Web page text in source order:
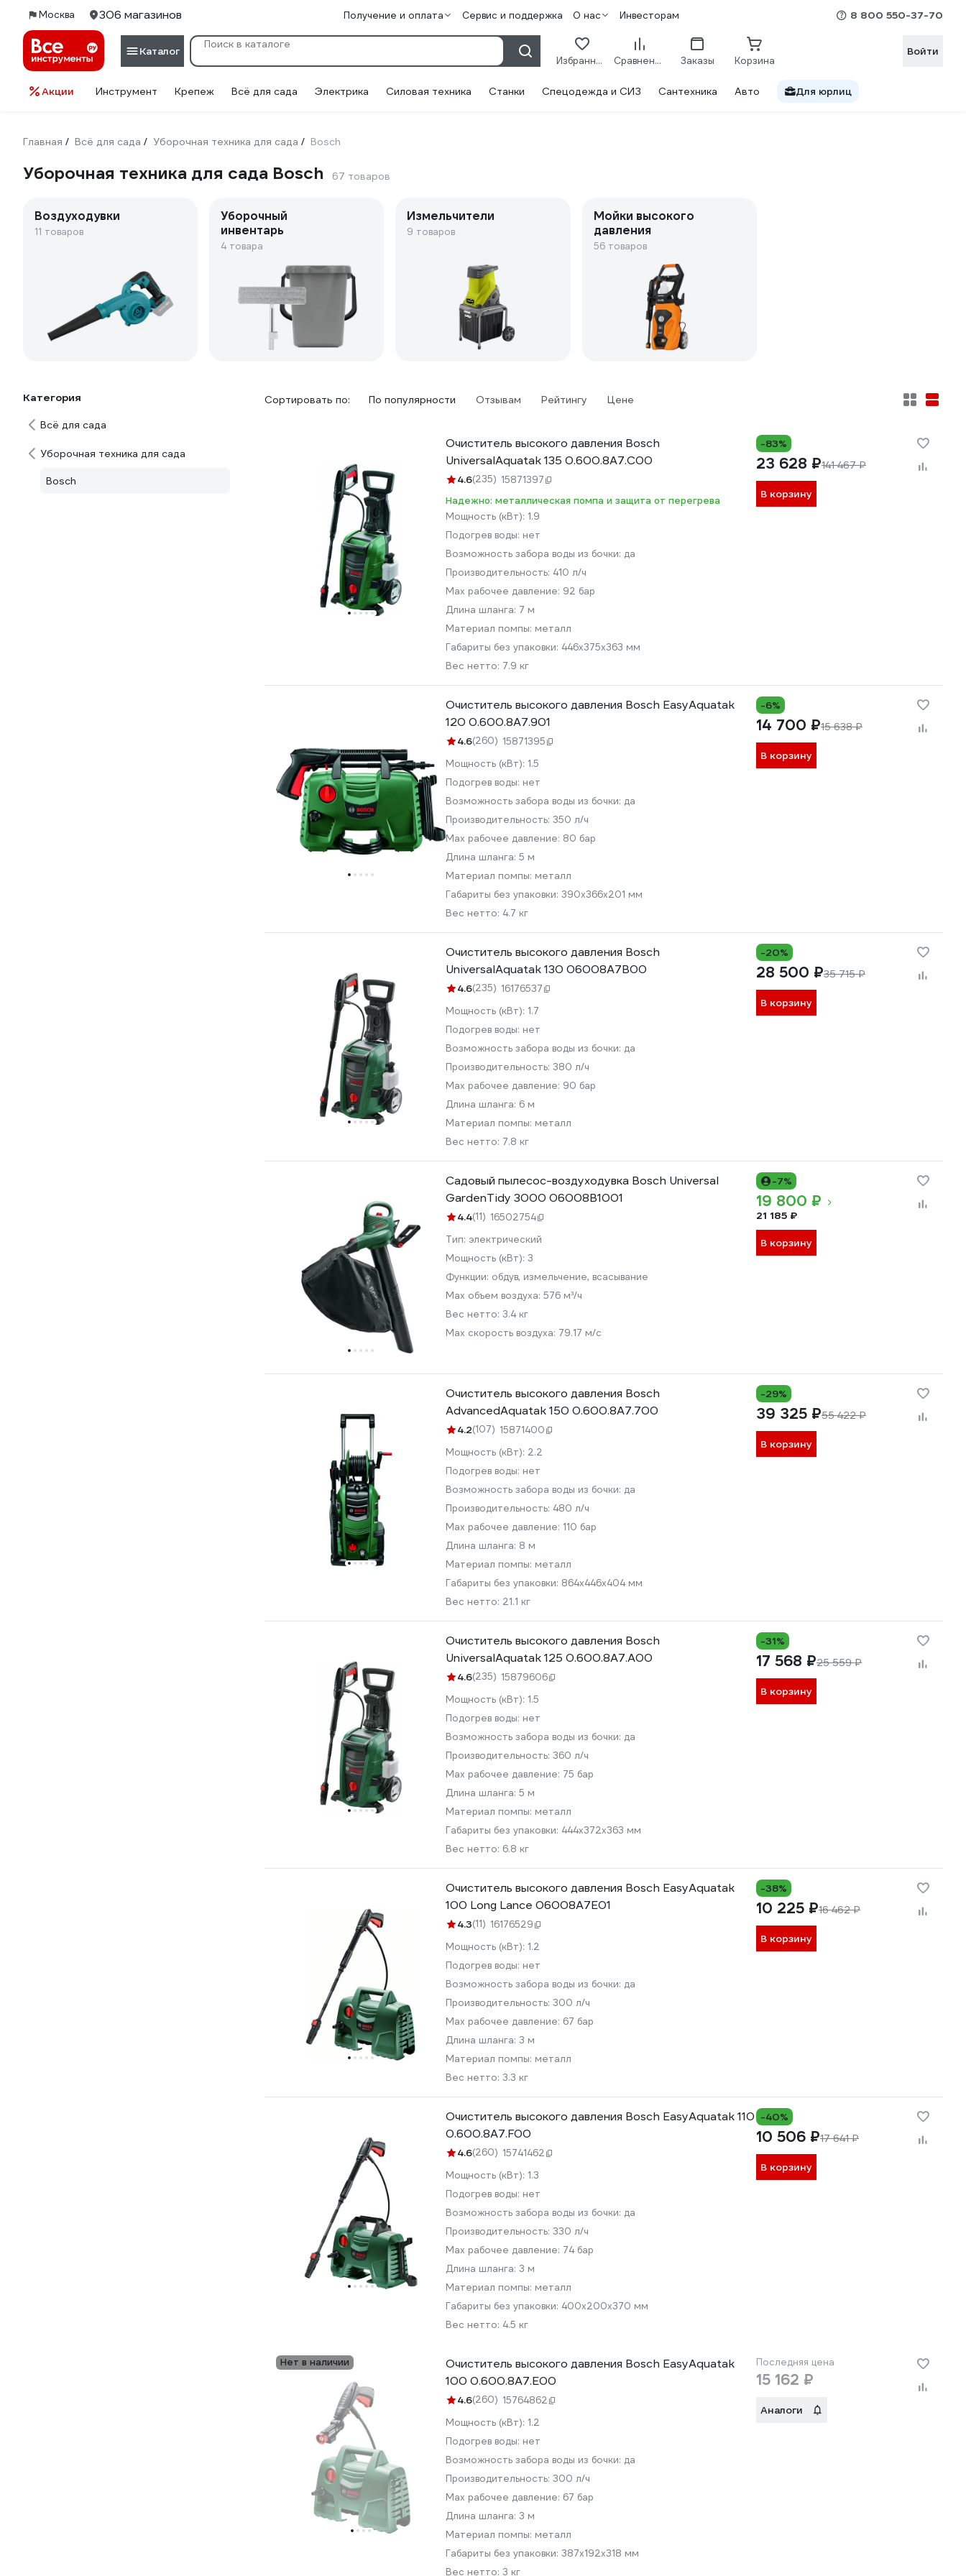
Москва 306 магазинов Получение и оплата Сервис и поддержка О нас Инвесторам 8 800 550-37-70
Каталог
Избранное Сравнение Заказы Корзина
Войти
Акции Инструмент Крепеж Всё для сада Электрика Силовая техника Станки Спецодежда и СИЗ Сантехника Авто Для юрлиц
Главная / Всё для сада / Уборочная техника для сада / Bosch
Уборочная техника для сада Bosch 67 товаров
Воздуходувки
11 товаров
Уборочный
инвентарь
4 товара
Измельчители
9 товаров
Мойки высокого
давления
56 товаров
Категория
Всё для сада
Уборочная техника для сада
Bosch
Сортировать по: По популярности Отзывам Рейтингу Цене
Очиститель высокого давления Bosch
UniversalAquatak 135 0.600.8A7.C00
4.6(235) 15871397
Надежно: металлическая помпа и защита от перегрева
Мощность (кВт): 1.9
Подогрев воды: нет
Возможность забора воды из бочки: да
Производительность: 410 л/ч
Мах рабочее давление: 92 бар
Длина шланга: 7 м
Материал помпы: металл
Габариты без упаковки: 446х375х363 мм
Вес нетто: 7.9 кг
-83%
23 628 ₽141 467 ₽
В корзину
Очиститель высокого давления Bosch EasyAquatak
120 0.600.8A7.901
4.6(260) 15871395
Мощность (кВт): 1.5
Подогрев воды: нет
Возможность забора воды из бочки: да
Производительность: 350 л/ч
Мах рабочее давление: 80 бар
Длина шланга: 5 м
Материал помпы: металл
Габариты без упаковки: 390x366x201 мм
Вес нетто: 4.7 кг
-6%
14 700 ₽15 638 ₽
В корзину
Очиститель высокого давления Bosch
UniversalAquatak 130 06008A7B00
4.6(235) 16176537
Мощность (кВт): 1.7
Подогрев воды: нет
Возможность забора воды из бочки: да
Производительность: 380 л/ч
Мах рабочее давление: 90 бар
Длина шланга: 6 м
Материал помпы: металл
Вес нетто: 7.8 кг
-20%
28 500 ₽35 715 ₽
В корзину
Садовый пылесос-воздуходувка Bosch Universal
GardenTidy 3000 06008B1001
4.4(11) 16502754
Тип: электрический
Мощность (кВт): 3
Функции: обдув, измельчение, всасывание
Max объем воздуха: 576 м³/ч
Вес нетто: 3.4 кг
Max скорость воздуха: 79.17 м/с
-7%
19 800 ₽
21 185 ₽
В корзину
Очиститель высокого давления Bosch
AdvancedAquatak 150 0.600.8A7.700
4.2(107) 15871400
Мощность (кВт): 2.2
Подогрев воды: нет
Возможность забора воды из бочки: да
Производительность: 480 л/ч
Мах рабочее давление: 110 бар
Длина шланга: 8 м
Материал помпы: металл
Габариты без упаковки: 864х446х404 мм
Вес нетто: 21.1 кг
-29%
39 325 ₽55 422 ₽
В корзину
Очиститель высокого давления Bosch
UniversalAquatak 125 0.600.8A7.A00
4.6(235) 15879606
Мощность (кВт): 1.5
Подогрев воды: нет
Возможность забора воды из бочки: да
Производительность: 360 л/ч
Мах рабочее давление: 75 бар
Длина шланга: 5 м
Материал помпы: металл
Габариты без упаковки: 444х372х363 мм
Вес нетто: 6.8 кг
-31%
17 568 ₽25 559 ₽
В корзину
Очиститель высокого давления Bosch EasyAquatak
100 Long Lance 06008A7E01
4.3(11) 16176529
Мощность (кВт): 1.2
Подогрев воды: нет
Возможность забора воды из бочки: да
Производительность: 300 л/ч
Мах рабочее давление: 67 бар
Длина шланга: 3 м
Материал помпы: металл
Вес нетто: 3.3 кг
-38%
10 225 ₽16 462 ₽
В корзину
Очиститель высокого давления Bosch EasyAquatak 110
0.600.8A7.F00
4.6(260) 15741462
Мощность (кВт): 1.3
Подогрев воды: нет
Возможность забора воды из бочки: да
Производительность: 330 л/ч
Мах рабочее давление: 74 бар
Длина шланга: 3 м
Материал помпы: металл
Габариты без упаковки: 400х200х370 мм
Вес нетто: 4.5 кг
-40%
10 506 ₽17 641 ₽
В корзину
Нет в наличии
Очиститель высокого давления Bosch EasyAquatak
100 0.600.8A7.E00
4.6(260) 15764862
Мощность (кВт): 1.2
Подогрев воды: нет
Возможность забора воды из бочки: да
Производительность: 300 л/ч
Мах рабочее давление: 67 бар
Длина шланга: 3 м
Материал помпы: металл
Габариты без упаковки: 387х192х318 мм
Вес нетто: 3 кг
Последняя цена
15 162 ₽
Аналоги